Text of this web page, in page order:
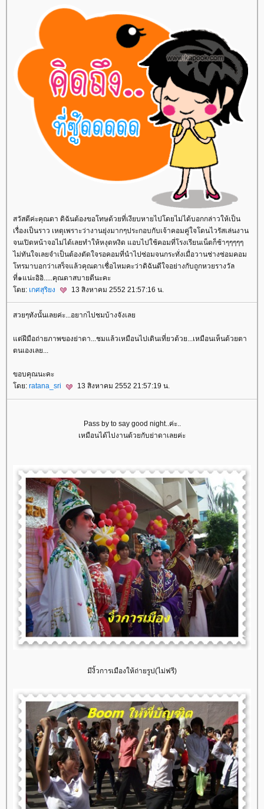
สวัสดีค่ะคุณดา ดิฉันต้องขอโทษด้วยที่เงียบหายไปโดยไม่ได้บอกกล่าวให้เป็น
เรื่องเป็นราว เหตุเพราะว่างานยุ่งมากๆประกอบกับเจ้าคอมคู่ใจโดนไวรัสเล่นงาน
จนเปิดหน้าจอไม่ได้เลยทำให้หงุดหงิด แอบไปใช้คอมที่โรงเรียนเน็ตก็ช้าๆๆๆๆๆ
ไม่ทันใจเลยจำเป็นต้องตัดใจรอคอมที่นำไปซ่อมจนกระทั่งเมื่อวานช่างซ่อมคอม
ทรมาบอกว่าเสร็จแล้วคุณดาเชื่อไหมคะว่าดิฉันดีใจอย่างกับถูกหวยรางวัล
ที่๑แน่ะอิอิ.....คุณดาสบายดีนะคะ
ดย: เกศสุริยง 13 สิงหาคม 2552 21:57:16 น.
สวยๆทังนั้นเลยค่ะ...อยากไปชมบ้างจังเล
ต่ฝีมือถ่ายภาพของย่าดา...ชมแล้วเหมือนไปเดินเที่ยวด้วย...เหมือนเห็นด้วยตา
ตนเองเลย...
ขอบคุณนะคะ
ดย: ratana_sri 13 สิงหาคม 2552 21:57:19 น.
Pass by to say good night..ค่ะ..
เหมือนได้ไปงานด้วยกับย่าดาเลยค่ะ
มีงิ้วการเมืองให้ถ่ายรูป(ไม่ฟรี)